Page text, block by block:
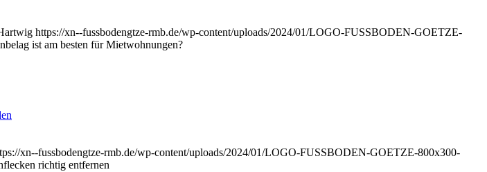
https://xn--fussbodengtze-rmb.de/wp-content/uploads/2024/01/LOGO-FUSSBODEN-GOETZE-
ist am besten für Mietwohnungen?
xn--fussbodengtze-rmb.de/wp-content/uploads/2024/01/LOGO-FUSSBODEN-GOETZE-800x300-
richtig entfernen